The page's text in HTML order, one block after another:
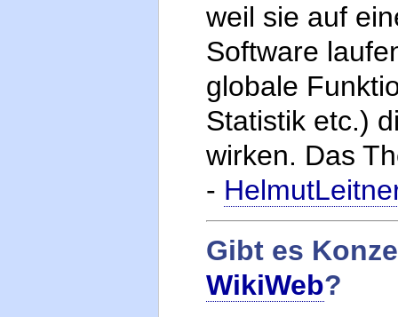
weil sie auf
Software
globale
Statistik etc.)
wirken. Das
-
Gibt es
WikiWeb?